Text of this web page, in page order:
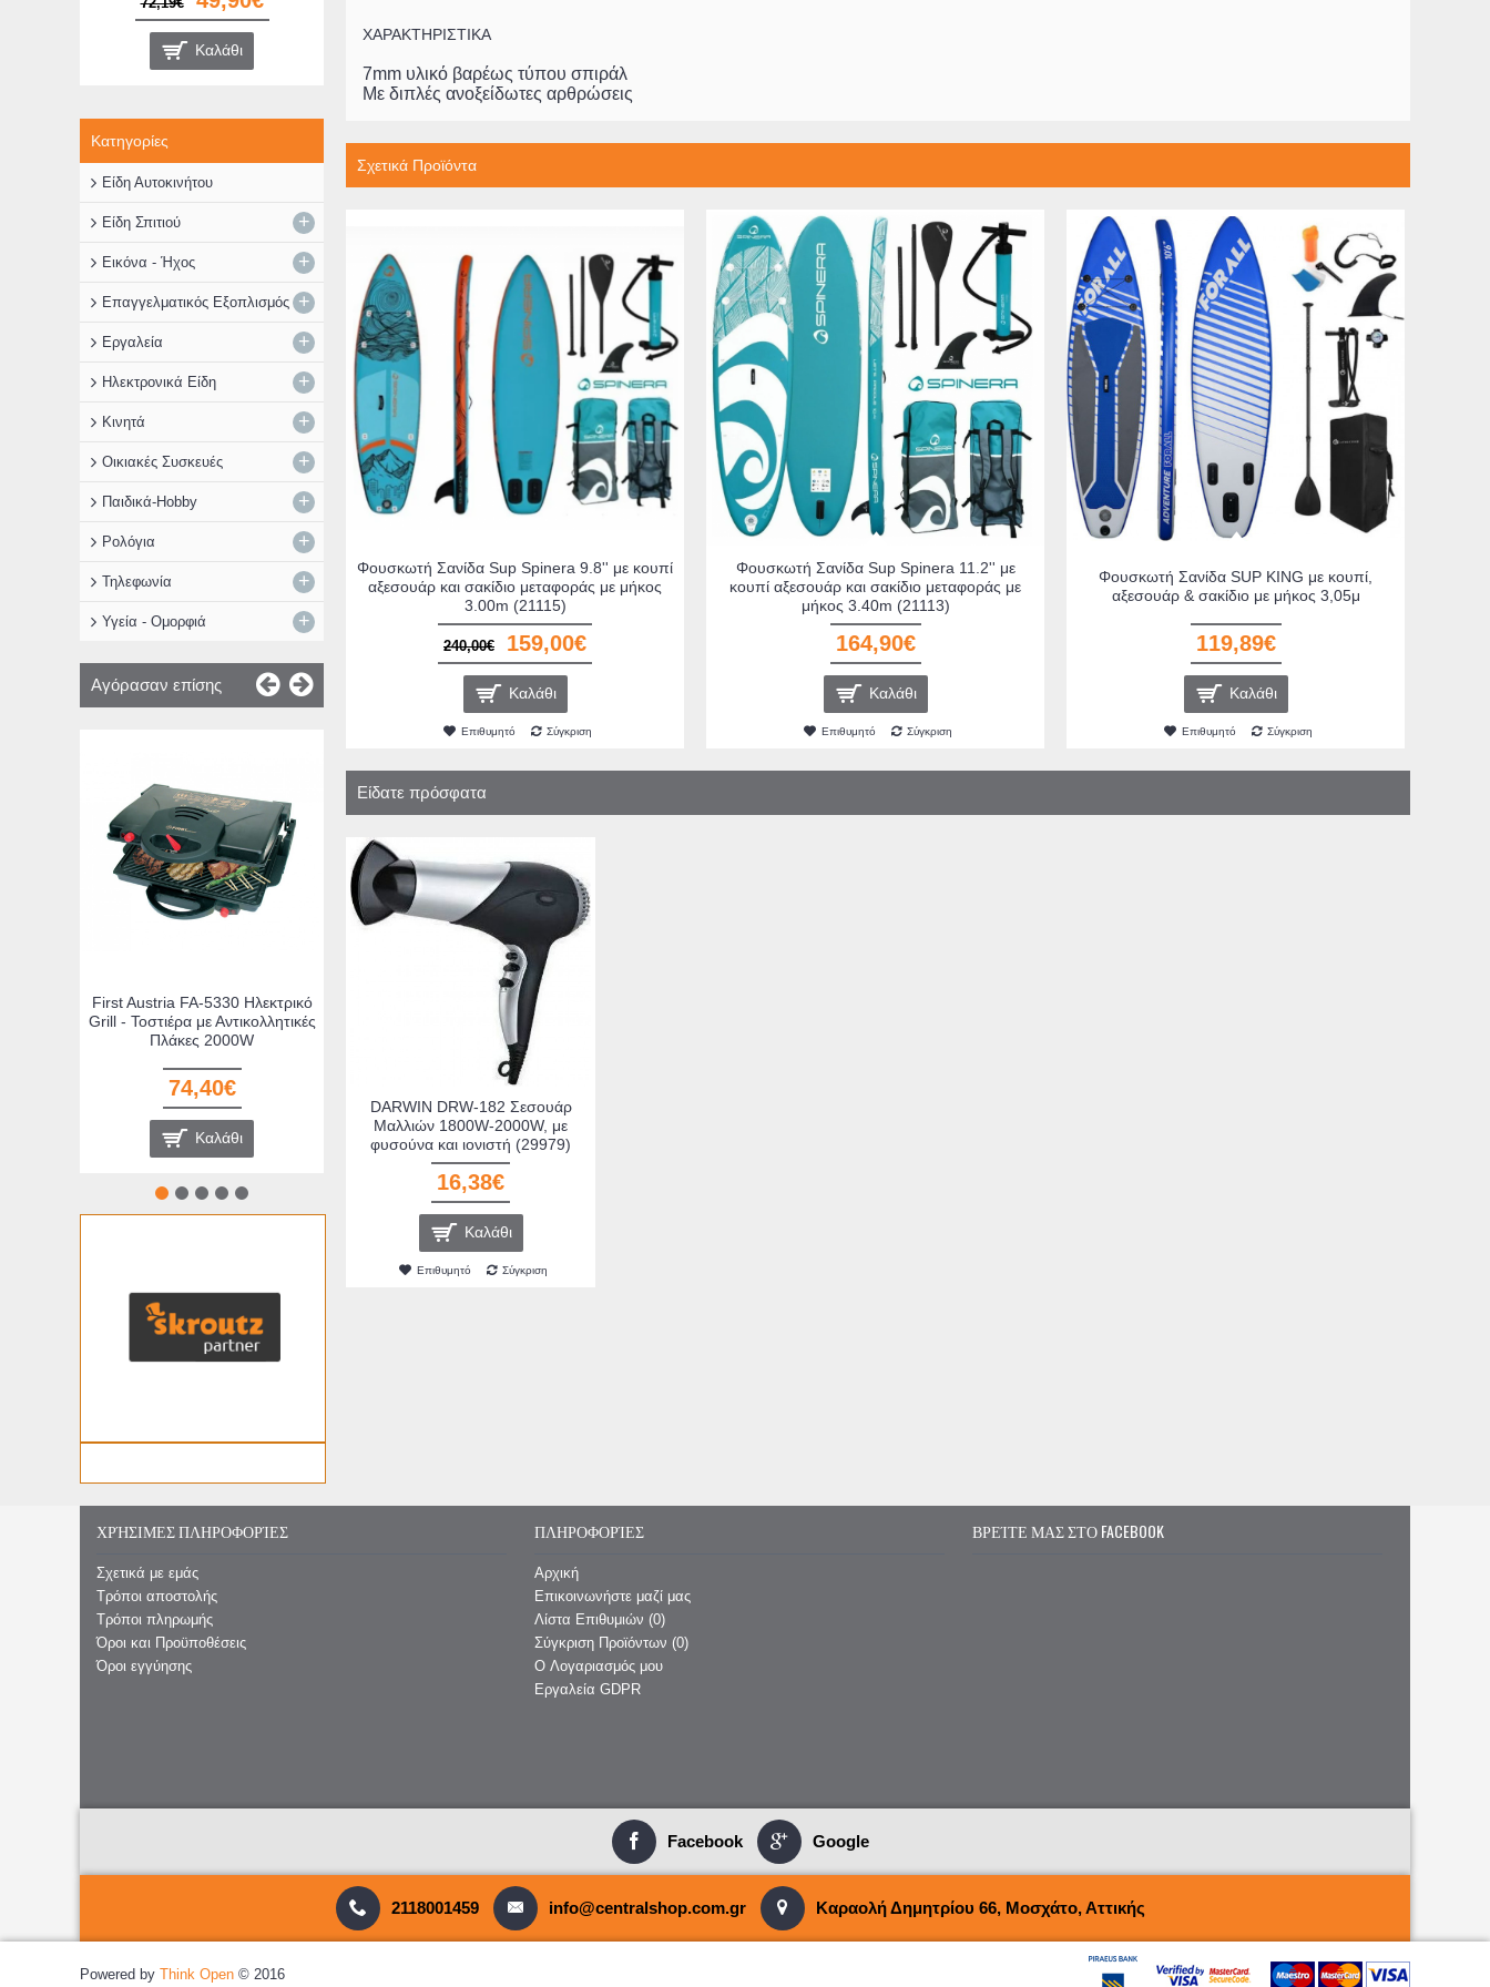
Κατηγορίες
Είδη Αυτοκινήτου
Είδη Σπιτιού +
Εικόνα - Ήχος +
Επαγγελματικός Εξοπλισμός +
Εργαλεία +
Ηλεκτρονικά Είδη +
Κινητά +
Οικιακές Συσκευές +
Παιδικά-Hobby +
Ρολόγια +
Τηλεφωνία +
Υγεία - Ομορφιά +
Αγόρασαν επίσης
First Austria FA-5330 Ηλεκτρικό
Grill - Τοστιέρα με Αντικολλητικές
Πλάκες 2000W
74,40€
Καλάθι
90W Μαύρος
Καλάθι
Θέσεων με Κεραμικές "marble"
ΧΑΡΑΚΤΗΡΙΣΤΙΚΑ
7mm υλικό βαρέως τύπου σπιράλ
Με διπλές ανοξείδωτες αρθρώσεις
Σχετικά Προϊόντα
Φουσκωτή Σανίδα Sup Spinera 9.8'' με κουπί
αξεσουάρ και σακίδιο μεταφοράς με μήκος
3.00m (21115)
240,00€ 159,00€
Καλάθι
Επιθυμητό Σύγκριση
Φουσκωτή Σανίδα Sup Spinera 11.2'' με
κουπί αξεσουάρ και σακίδιο μεταφοράς με
μήκος 3.40m (21113)
164,90€
Καλάθι
Επιθυμητό Σύγκριση
Φουσκωτή Σανίδα SUP KING με κουπί,
αξεσουάρ & σακίδιο με μήκος 3,05μ
119,89€
Καλάθι
Επιθυμητό Σύγκριση
Είδατε πρόσφατα
DARWIN DRW-182 Σεσουάρ
Μαλλιών 1800W-2000W, με
φυσούνα και ιονιστή (29979)
16,38€
Καλάθι
Επιθυμητό Σύγκριση
ΧΡΉΣΙΜΕΣ ΠΛΗΡΟΦΟΡΊΕΣ
Σχετικά με εμάς
Τρόποι αποστολής
Τρόποι πληρωμής
Όροι και Προϋποθέσεις
Όροι εγγύησης
ΠΛΗΡΟΦΟΡΊΕΣ
Αρχική
Επικοινωνήστε μαζί μας
Λίστα Επιθυμιών (0)
Σύγκριση Προϊόντων (0)
O Λογαριασμός μου
Εργαλεία GDPR
ΒΡΕΊΤΕ ΜΑΣ ΣΤΟ FACEBOOK
Facebook Google
2118001459 info@centralshop.com.gr Καραολή Δημητρίου 66, Μοσχάτο, Αττικής
Powered by Think Open © 2016